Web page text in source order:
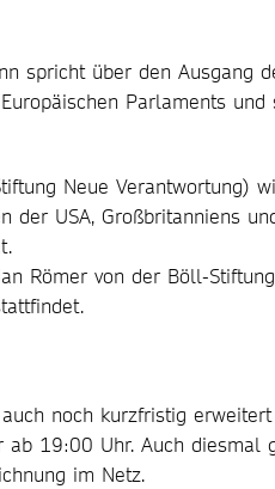
spricht über den Ausgang
Parlaments
Neue Verantwortung)
der USA, Großbritanniens
Römer von der Böll-
noch kurzfristig
19:00 Uhr. Auch diesmal
im Netz.